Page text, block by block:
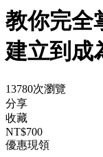
教你完全
建立到成
13780次瀏覽
分享
收藏
NT$700
優惠現領